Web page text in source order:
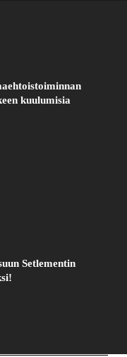
kuulumisia
Setlementin